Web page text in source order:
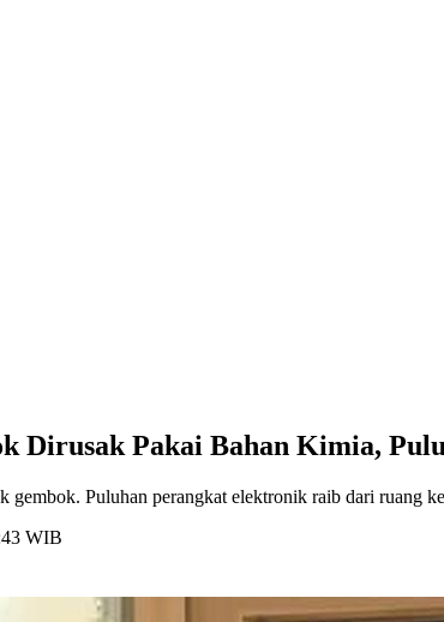
Dirusak Pakai Bahan Kimia,
Puluhan perangkat elektronik raib dari ruang
WIB